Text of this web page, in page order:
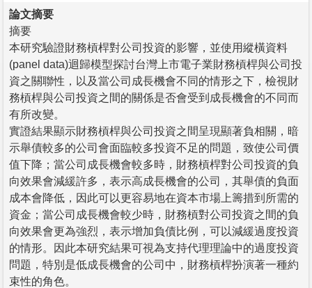
論文摘要
摘要
本研究驗證財務槓桿對公司投資的影響，並使用縱橫資料
(panel data)迴歸模型探討台灣上市電子業財務槓桿與公司投
資之關聯性，以及當公司成長機會不同的情形之下，檢視財
務槓桿與公司投資之間的關係是否會受到成長機會的不同而
有所改變。
實證結果顯示財務槓桿與公司投資之間呈現顯著負相關，暗
示舉債較多的公司會面臨較多投資不足的問題，致使公司價
值下降；當公司成長機會較多時，財務槓桿對公司投資的負
向效果會減緩許多，表示高成長機會的公司，其舉債的負面
成本會降低，因此可以更容易地在資本市場上籌措到所需的
資金；當公司成長機會較少時，財務槓對公司投資之間的負
向效果會更為強烈，表示增加負債比例，可以減緩過度投資
的情形。因此本研究結果可視為支持代理理論中的過度投資
問題，特別是低成長機會的公司中，財務槓桿扮演著一種約
束性的角色。